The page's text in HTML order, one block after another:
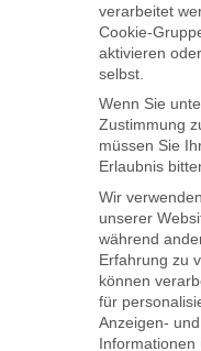
verarbeitet
Cookie-
aktivieren
selbst.
Wenn Sie
Zustimmung
müssen Sie
Erlaubnis
Wir
unserer
während
Erfahrung zu
können
für
Anzeigen-
Informationen